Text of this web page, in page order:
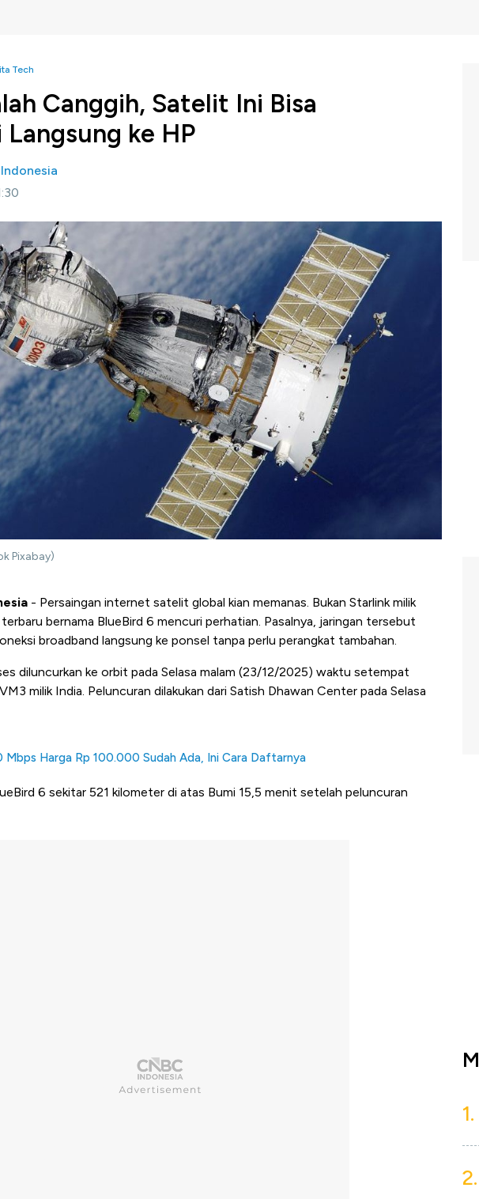
Tech
Canggih, Satelit Ini Bisa
Langsung ke HP
Pixabay)
- Persaingan internet satelit global kian memanas. Bukan Starlink milik
bernama BlueBird 6 mencuri perhatian. Pasalnya, jaringan tersebut
broadband langsung ke ponsel tanpa perlu perangkat tambahan.
diluncurkan ke orbit pada Selasa malam (23/12/2025) waktu setempat
milik India. Peluncuran dilakukan dari Satish Dhawan Center pada Selasa
Mbps Harga Rp 100.000 Sudah Ada, Ini Cara Daftarnya
6 sekitar 521 kilometer di atas Bumi 15,5 menit setelah peluncuran
1.
2.